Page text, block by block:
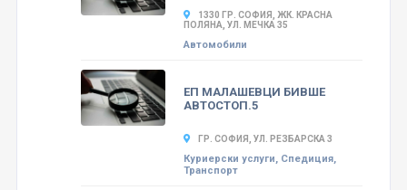
1330 ГР. СОФИЯ, ЖК. КРАСНА
ПОЛЯНА, УЛ. МЕЧКА 35
Автомобили
ЕП МАЛАШЕВЦИ БИВШЕ
АВТОСТОП.5
ГР. СОФИЯ, УЛ. РЕЗБАРСКА 3
Куриерски услуги, Спедиция,
Транспорт